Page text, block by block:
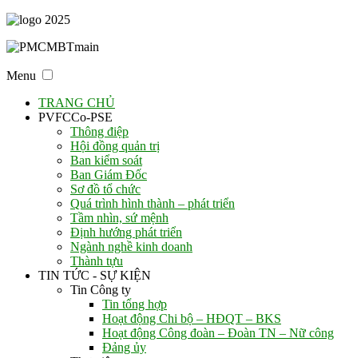
Menu
TRANG CHỦ
PVFCCo-PSE
Thông điệp
Hội đồng quản trị
Ban kiểm soát
Ban Giám Đốc
Sơ đồ tổ chức
Quá trình hình thành – phát triển
Tầm nhìn, sứ mệnh
Định hướng phát triển
Ngành nghề kinh doanh
Thành tựu
TIN TỨC - SỰ KIỆN
Tin Công ty
Tin tổng hợp
Hoạt động Chi bộ – HĐQT – BKS
Hoạt động Công đoàn – Đoàn TN – Nữ công
Đảng ủy